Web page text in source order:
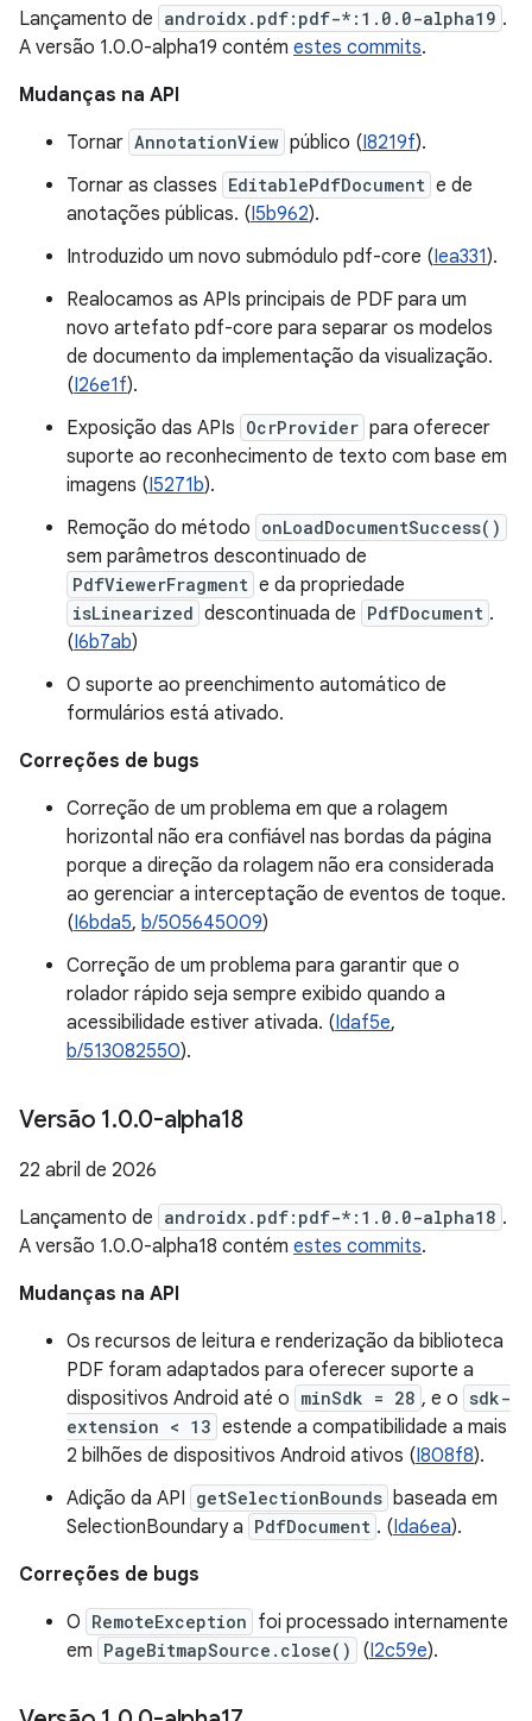
Lançamento de androidx.pdf:pdf-*:1.0.0-alpha19 .
A versão 1.0.0-alpha19 contém estes commits.
Mudanças na API
Tornar AnnotationView público (I8219f).
Tornar as classes EditablePdfDocument e de
anotações públicas. (I5b962).
Introduzido um novo submódulo pdf-core (Iea331).
Realocamos as APIs principais de PDF para um
novo artefato pdf-core para separar os modelos
de documento da implementação da visualização.
(I26e1f).
Exposição das APIs OcrProvider para oferecer
suporte ao reconhecimento de texto com base em
imagens (I5271b).
Remoção do método onLoadDocumentSuccess()
sem parâmetros descontinuado de
PdfViewerFragment e da propriedade
isLinearized descontinuada de PdfDocument .
(I6b7ab)
O suporte ao preenchimento automático de
formulários está ativado.
Correções de bugs
Correção de um problema em que a rolagem
horizontal não era confiável nas bordas da página
porque a direção da rolagem não era considerada
ao gerenciar a interceptação de eventos de toque.
(I6bda5, b/505645009)
Correção de um problema para garantir que o
rolador rápido seja sempre exibido quando a
acessibilidade estiver ativada. (Idaf5e,
b/513082550).
Versão 1.0.0-alpha18
22 abril de 2026
Lançamento de androidx.pdf:pdf-*:1.0.0-alpha18 .
A versão 1.0.0-alpha18 contém estes commits.
Mudanças na API
Os recursos de leitura e renderização da biblioteca
PDF foram adaptados para oferecer suporte a
dispositivos Android até o minSdk = 28 , e o sdk-
extension < 13 estende a compatibilidade a mais
2 bilhões de dispositivos Android ativos (I808f8).
Adição da API getSelectionBounds baseada em
SelectionBoundary a PdfDocument . (Ida6ea).
Correções de bugs
O RemoteException foi processado internamente
em PageBitmapSource.close() (I2c59e).